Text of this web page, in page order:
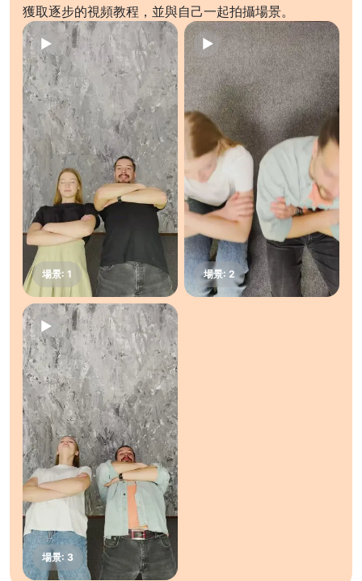
獲取逐步的視頻教程，並與自己一起拍攝場景。